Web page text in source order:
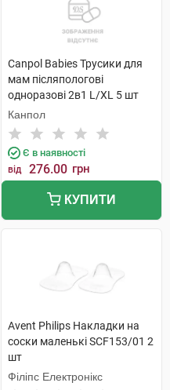
Canpol Babies Трусики для
мам післяпологові
одноразові 2в1 L/XL 5 шт
Канпол
Є в наявності
від 276.00 грн
КУПИТИ
Avent Philips Накладки на
соски маленькі SCF153/01 2
шт
Філіпс Електронікс